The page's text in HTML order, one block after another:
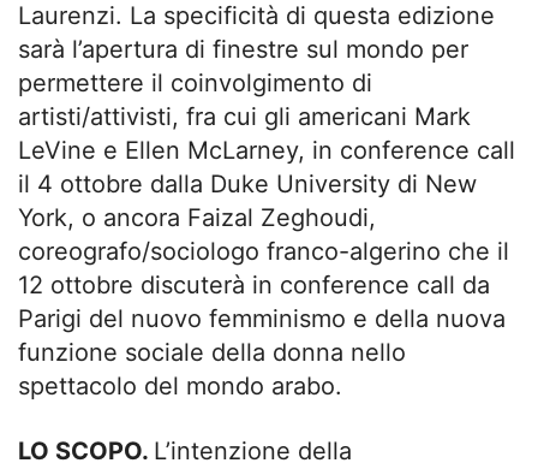
Laurenzi. La specificità di questa edizione
sarà l’apertura di finestre sul mondo per
permettere il coinvolgimento di
artisti/attivisti, fra cui gli americani Mark
LeVine e Ellen McLarney, in conference call
il 4 ottobre dalla Duke University di New
York, o ancora Faizal Zeghoudi,
coreografo/sociologo franco-algerino che il
12 ottobre discuterà in conference call da
Parigi del nuovo femminismo e della nuova
funzione sociale della donna nello
spettacolo del mondo arabo.
LO SCOPO. L’intenzione della